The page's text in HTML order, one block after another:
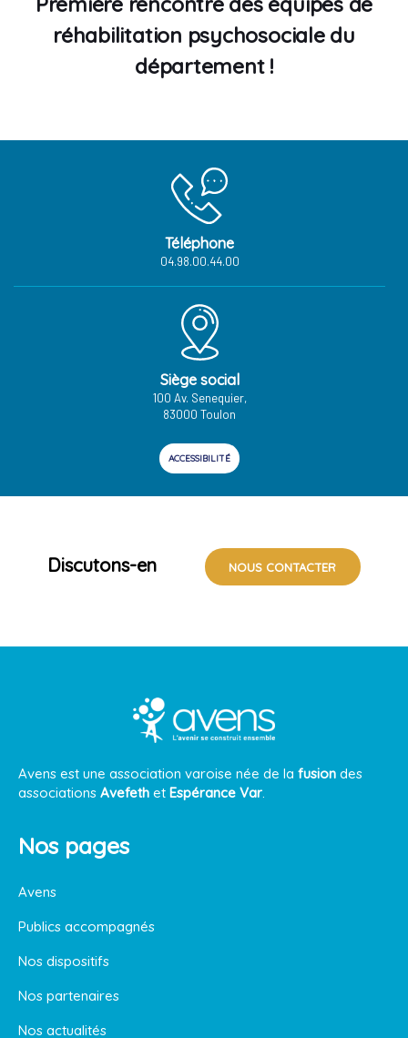
réhabilitation psychosociale du
département !
Téléphone
04.98.00.44.00
Siège social
100 Av. Senequier,
83000 Toulon
ACCESSIBILITÉ
Discutons-en NOUS CONTACTER
Avens est une association varoise née de la fusion des
associations Avefeth et Espérance Var
Nos pages
Avens
Publics accompagnés
Nos dispositifs
Nos partenaires
Nos actualités